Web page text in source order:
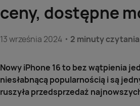
ceny, dostępne
13 września 2024 2 minuty czytania
Nowy iPhone 16 to bez wątpienia
niesłabnącą popularnością i są
ruszyła przedsprzedaż